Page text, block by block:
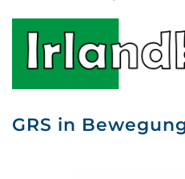
GRS in